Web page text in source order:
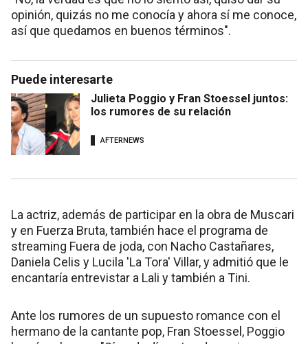
opinión, quizás no me conocía y ahora sí me conoce,
así que quedamos en buenos términos".
Puede interesarte
Julieta Poggio y Fran Stoessel juntos:
los rumores de su relación
AFTERNEWS
La actriz, además de participar en la obra de Muscari
y en Fuerza Bruta, también hace el programa de
streaming Fuera de joda, con Nacho Castañares,
Daniela Celis y Lucila 'La Tora' Villar, y admitió que le
encantaría entrevistar a Lali y también a Tini.
Ante los rumores de un supuesto romance con el
hermano de la cantante pop, Fran Stoessel, Poggio